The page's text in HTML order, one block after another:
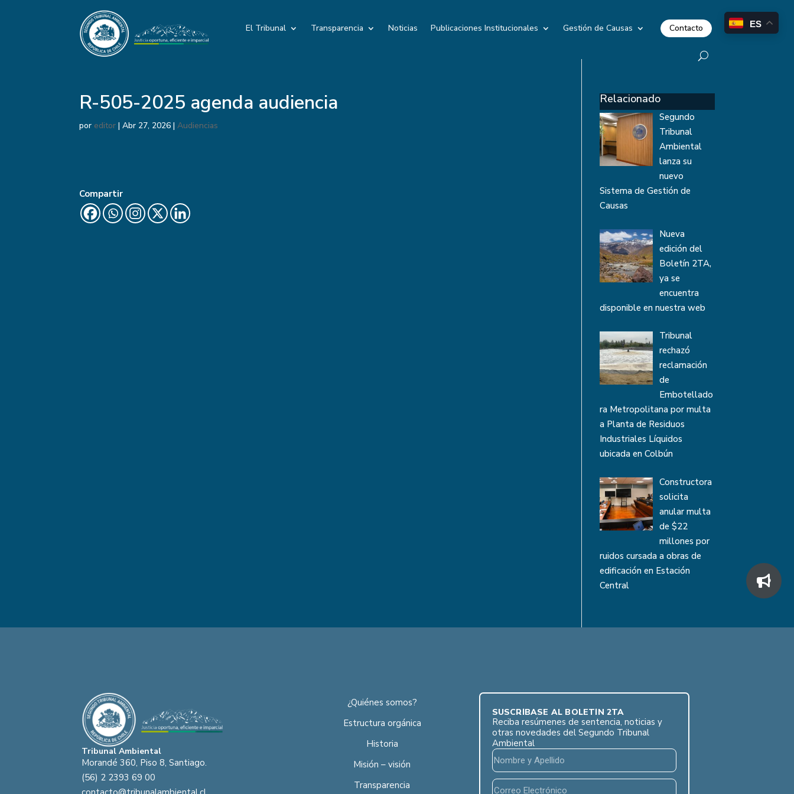
El Tribunal Transparencia Noticias Publicaciones Institucionales Gestión de Causas Contacto
R-505-2025 agenda audiencia
por editor |Abr 27, 2026 |Audiencias
Compartir
Relacionado
Segundo
Tribunal
Ambiental
lanza su
nuevo
Sistema de Gestión de
Causas
Nueva
edición del
Boletín 2TA,
ya se
encuentra
disponible en nuestra web
Tribunal
rechazó
reclamación
de
Embotellado
ra Metropolitana por multa
a Planta de Residuos
Industriales Líquidos
ubicada en Colbún
Constructora
solicita
anular multa
de $22
millones por
ruidos cursada a obras de
edificación en Estación
Central
Tribunal Ambiental
Morandé 360, Piso 8, Santiago.
(56) 2 2393 69 00
¿Quiénes somos?
Estructura orgánica
Historia
Misión – visión
Transparencia
SUSCRÍBASE AL BOLETÍN 2TA
Reciba resúmenes de sentencia, noticias y
otras novedades del Segundo Tribunal
Ambiental
ES